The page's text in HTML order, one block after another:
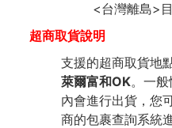
<台灣離島>
超商取貨說明
支援的超商取貨地
萊爾富和OK。一般
內會進行出貨，您
商的包裹查詢系統